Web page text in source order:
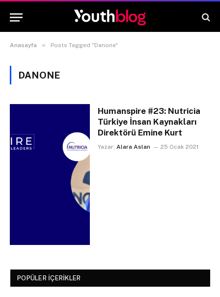
Anasayfa » Posts Tagged "Danone"
DANONE
Humanspire #23: Nutricia
Türkiye İnsan Kaynakları
Direktörü Emine Kurt
Yazar: Alara Aslan 25 Ocak 2021
POPÜLER İÇERIKLER